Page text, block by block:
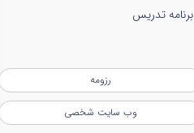
برنامه تدریس
رزومه
وب سایت شخصی